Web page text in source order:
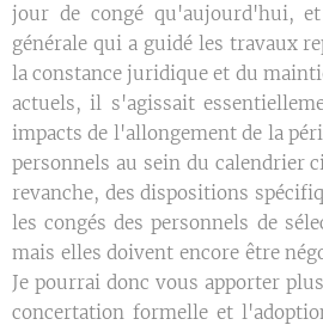
jour de congé qu'aujourd'hui,
générale qui a guidé les travaux
la constance juridique et du
actuels, il s'agissait
impacts de l'allongement de la
personnels au sein du calendrier
revanche, des dispositions
les congés des personnels de
mais elles doivent encore être
Je pourrai donc vous apporter
concertation formelle et